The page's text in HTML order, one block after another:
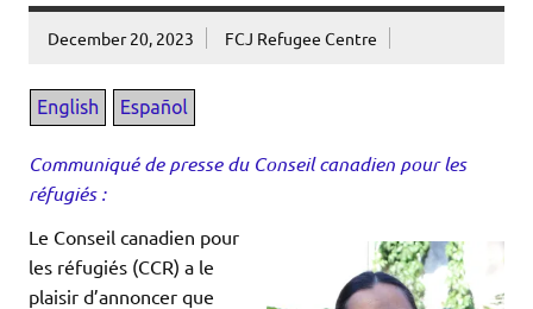
December 20, 2023 FCJ Refugee Centre
Communiqué de presse du Conseil canadien pour les
réfugiés :
Le Conseil canadien pour
les réfugiés (CCR) a le
plaisir d’annoncer que